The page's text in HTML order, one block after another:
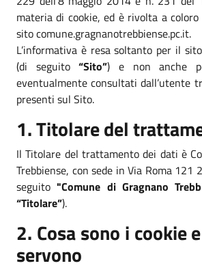
materia di cookie, ed è rivolta a
sito comune.gragnanotrebbiense.pc.it.
L’informativa è resa soltanto per il
(di seguito“Sito”) e non anche
eventualmente consultati dall’utente
presenti sul Sito.
1. Titolare del
Il Titolare del trattamento dei dati è
Trebbiense, con sede in Via Roma 121
seguito"Comune di Gragnano
“Titolare”).
2. Cosa sono i cookie
servono